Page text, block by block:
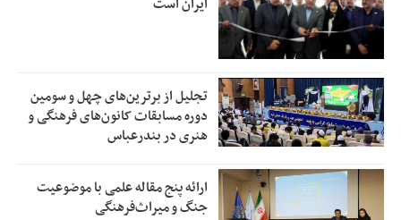
تجلیل از بر‌ترین‌های چهل و سومین
دوره مسابقات کانون‌های فرهنگی و
هنری در بندرعباس
ارائه پنج مقاله علمی با موضوعیت
جنگ و میراث‌فرهنگی